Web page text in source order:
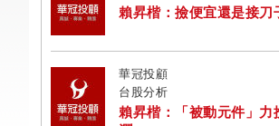
賴昇楷：撿便宜還是接刀
華冠投顧
台股分析
賴昇楷：「被動元件」力